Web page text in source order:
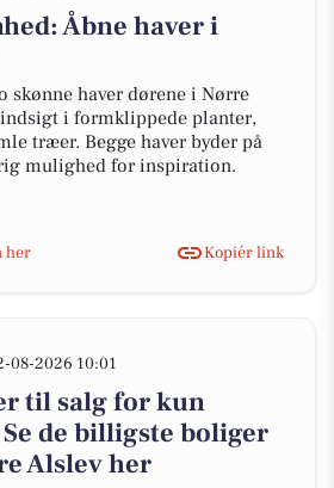
Åbne haver i
skønne haver dørene i Nørre
i formklippede planter,
træer. Begge haver byder på
mulighed for inspiration.
her
Kopiér link
08-2026 10:01
til salg for kun
de billigste boliger
Alslev her